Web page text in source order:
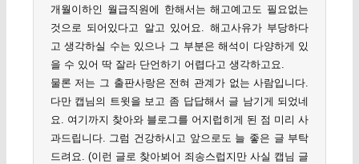
개월이하인 월급직원에 한해서는 해고예고도 필요없는
것으로 되어있다고 알고 있어요. 해고사유가 부당하다
고 생각하실 수는 있으나 그 부분은 해석이 다양하게 있
을 수 있어 딱 잘라 단언하기 어렵다고 생각하고요.
물론 저는 그 출판사랑은 전혀 관계가 없는 사람입니다.
다만 캡님의 트윗을 보고 좀 답답해서 글 남기게 되었네
요. 여기까지 찾아와 블로그를 어지럽히게 된 점 미리 사
과드립니다. 그럼 건강하시고 앞으로도 늘 좋은 글 부탁
드려요. (이런 글로 찾아뵈어 죄송스럽지만 사실 캡님 글